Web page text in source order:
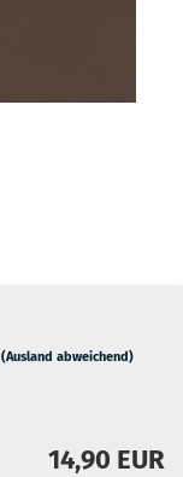
(Ausland abweichend)
14,90 EUR